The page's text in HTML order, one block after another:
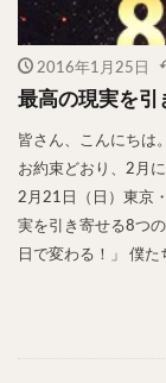
2016年1月25日
最高の現実を引
皆さん、こんにちは
お約束どおり、2月
2月21日（日）東京
実を引き寄せる8つ
日で変わる！」 僕た